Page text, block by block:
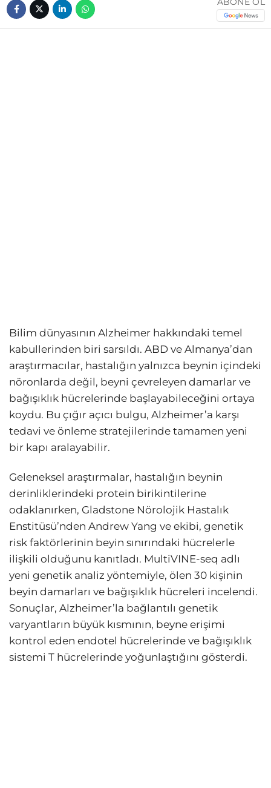
Bilim dünyasının Alzheimer hakkındaki temel
kabullerinden biri sarsıldı. ABD ve Almanya’dan
araştırmacılar, hastalığın yalnızca beynin içindeki
nöronlarda değil, beyni çevreleyen damarlar ve
bağışıklık hücrelerinde başlayabileceğini ortaya
koydu. Bu çığır açıcı bulgu, Alzheimer’a karşı
tedavi ve önleme stratejilerinde tamamen yeni
bir kapı aralayabilir.
Geleneksel araştırmalar, hastalığın beynin
derinliklerindeki protein birikintilerine
odaklanırken, Gladstone Nörolojik Hastalık
Enstitüsü’nden Andrew Yang ve ekibi, genetik
risk faktörlerinin beyin sınırındaki hücrelerle
ilişkili olduğunu kanıtladı. MultiVINE-seq adlı
yeni genetik analiz yöntemiyle, ölen 30 kişinin
beyin damarları ve bağışıklık hücreleri incelendi.
Sonuçlar, Alzheimer’la bağlantılı genetik
varyantların büyük kısmının, beyne erişimi
kontrol eden endotel hücrelerinde ve bağışıklık
sistemi T hücrelerinde yoğunlaştığını gösterdi.